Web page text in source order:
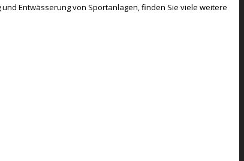
Entwässerung von Sportanlagen, finden Sie viele weitere